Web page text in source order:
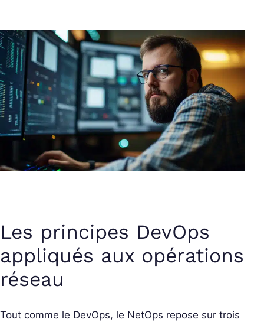
Les principes DevOps
appliqués aux opérations
réseau
Tout comme le DevOps, le NetOps repose sur trois